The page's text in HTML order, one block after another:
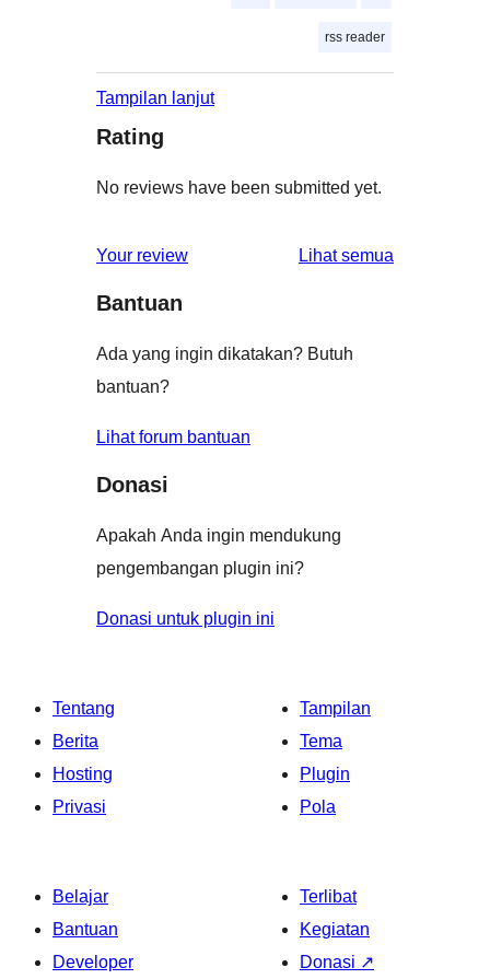
rss reader
Tampilan lanjut
Rating
No reviews have been submitted yet.
Your review Lihat semua
Bantuan
Ada yang ingin dikatakan? Butuh
bantuan?
Lihat forum bantuan
Donasi
Apakah Anda ingin mendukung
pengembangan plugin ini?
Donasi untuk plugin ini
Tentang
Berita
Hosting
Privasi
Tampilan
Tema
Plugin
Pola
Belajar
Bantuan
Developer
Terlibat
Kegiatan
Donasi ↗